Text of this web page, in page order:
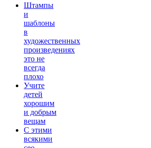
Штампы
и
шаблоны
в
художественных
произведениях
это не
всегда
плохо
Учите
детей
хорошим
и добрым
вещам
С этими
всякими